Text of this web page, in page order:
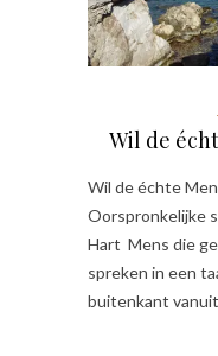
Wil de
Wil de échte
Oorspronkelijke
Hart Mens die
spreken in een
buitenkant